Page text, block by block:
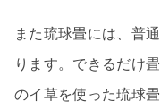
また琉球畳には、普
ります。できるだけ
のイ草を使った琉球